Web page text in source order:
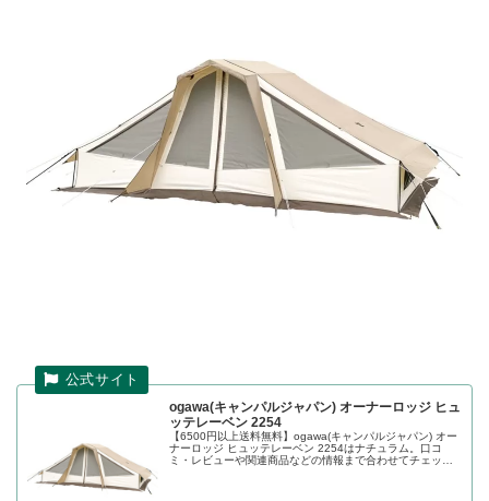
ogawa(キャンパルジャパン) オーナーロッジ ヒュ
ッテレーベン 2254
【6500円以上送料無料】ogawa(キャンパルジャパン) オー
ナーロッジ ヒュッテレーベン 2254はナチュラム。口コ
ミ・レビューや関連商品などの情報まで合わせてチェッ